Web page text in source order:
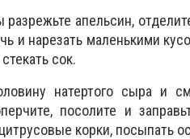
апельсин,
и нарезать маленькими
сок.
натертого сыра и
посолите и
корки, посыпать